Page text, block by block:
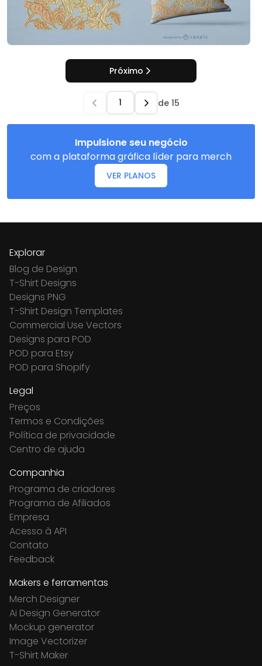
Próximo
de 15
Impulsione seu negócio
com a plataforma gráfica líder para merch
VER PLANOS
Explorar
Blog de Design
T-Shirt Designs
Designs PNG
T-Shirt Design Templates
Commercial Use Vectors
Designs para POD
POD para Etsy
POD para Shopify
Legal
Preços
Termos e Condições
Política de privacidade
Centro de ajuda
Companhia
Programa de criadores
Programa de Afiliados
Empresa
Acesso à API
Contato
Feedback
Makers e ferramentas
Merch Designer
Ai Design Generator
Mockup generator
Image Vectorizer
T-Shirt Maker